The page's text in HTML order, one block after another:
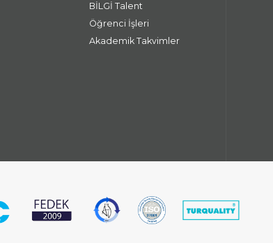
BİLGİ Talent
Öğrenci İşleri
Akademik Takvimler